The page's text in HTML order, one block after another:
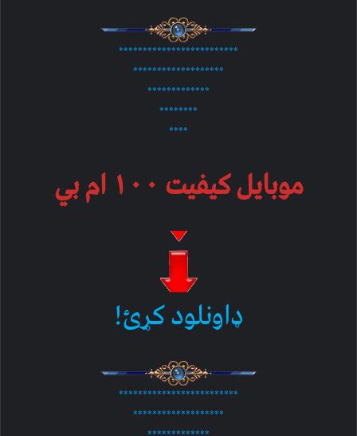
*************************
*******************
*************
********
****
موبایل کیفیت ۱۰۰ ام بي
ډاونلود کړئ!
*************************
*******************